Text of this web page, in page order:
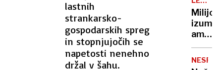
lastnih
strankarsko-
gospodarskih spreg
in stopnjujočih se
napetosti nenehno
držal v šahu.
tem
15-
trikom
ga
boste
KUHARJI
ko je
zavpil